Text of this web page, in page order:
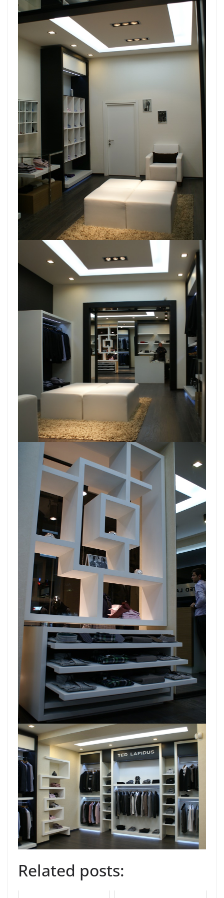
Related posts: